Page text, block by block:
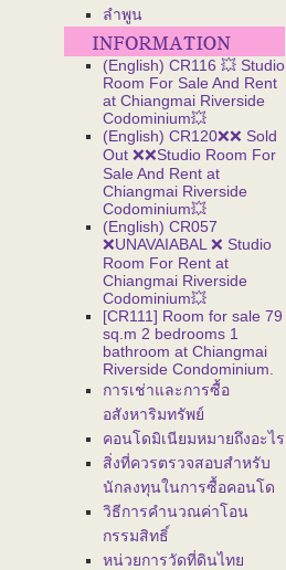
ลำพูน
(English) CR116 💥 Studio
Room For Sale And Rent
at Chiangmai Riverside
Codominium💥
(English) CR120❌❌ Sold
Out ❌❌Studio Room For
Sale And Rent at
Chiangmai Riverside
Codominium💥
(English) CR057
❌UNAVAIABAL ❌ Studio
Room For Rent at
Chiangmai Riverside
Codominium💥
[CR111] Room for sale 79
sq.m 2 bedrooms 1
bathroom at Chiangmai
Riverside Condominium.
การเช่าและการซื้อ
อสังหาริมทรัพย์
คอนโดมิเนียมหมายถึงอะไร
สิ่งที่ควรตรวจสอบสำหรับ
นักลงทุนในการซื้อคอนโด
วิธีการคำนวณค่าโอน
กรรมสิทธิ์
หน่วยการวัดที่ดินไทย